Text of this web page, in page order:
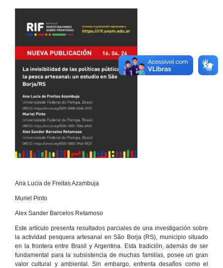
Ana Lucia de Freitas Azambuja
Muriel Pinto
Alex Sander Barcelos Retamoso
Este artículo presenta resultados parciales de una investigación sobre
la actividad pesquera artesanal en São Borja (RS), municipio situado
en la frontera entre Brasil y Argentina. Esta tradición, además de ser
fundamental para la subsistencia de muchas familias, posee un gran
valor cultural y ambiental. Sin embargo, enfrenta desafíos como el